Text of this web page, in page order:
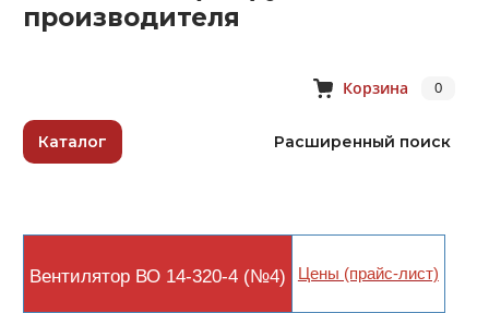
производителя
Корзина 0
Каталог Расширенный поиск
Вентилятор ВО 14-320-4 (№4) Цены (прайс-лист)